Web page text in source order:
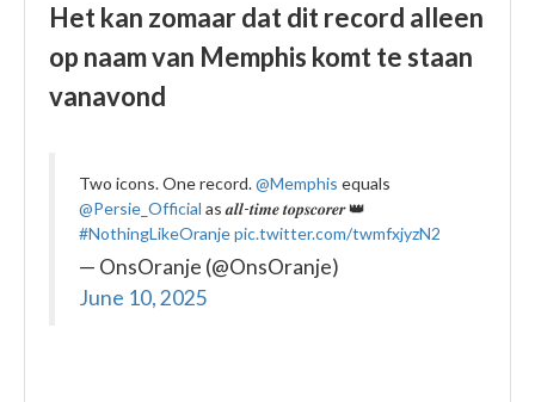
Het kan zomaar dat dit record alleen
op naam van Memphis komt te staan
vanavond
Two icons. One record.@Memphis equals
@Persie_Official as 𝒂𝒍𝒍-𝒕𝒊𝒎𝒆 𝒕𝒐𝒑𝒔𝒄𝒐𝒓𝒆𝒓 👑
#NothingLikeOranjepic.twitter.com/twmfxjyzN2
— OnsOranje (@OnsOranje)
June 10, 2025